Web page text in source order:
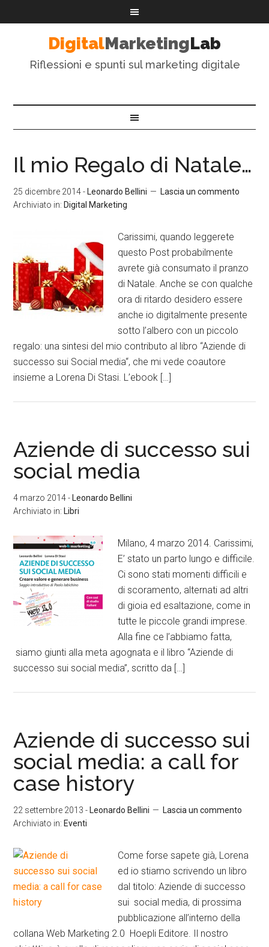
DigitalMarketingLab
Riflessioni e spunti sul marketing digitale
Il mio Regalo di Natale…
25 dicembre 2014- Leonardo Bellini
Lascia un commento
Archiviato in: Digital Marketing
Carissimi, quando leggerete
questo Post probabilmente
avrete già consumato il pranzo
di Natale. Anche se con qualche
ora di ritardo desidero essere
anche io digitalmente presente
sotto l’albero con un piccolo
regalo: una sintesi del mio contributo al libro “Aziende di
successo sui Social media“, che mi vede coautore
insieme a Lorena Di Stasi. L’ebook […]
Aziende di successo sui
social media
4 marzo 2014- Leonardo Bellini
Archiviato in: Libri
Milano, 4 marzo 2014. Carissimi,
E’ stato un parto lungo e difficile.
Ci sono stati momenti difficili e
di scoramento, alternati ad altri
di gioia ed esaltazione, come in
tutte le piccole grandi imprese.
Alla fine ce l’abbiamo fatta,
siamo giunti alla meta agognata e il libro “Aziende di
successo sui social media”, scritto da […]
Aziende di successo sui
social media: a call for
case history
22 settembre 2013 - Leonardo Bellini
Lascia un commento
Archiviato in: Eventi
Come forse sapete già, Lorena
ed io stiamo scrivendo un libro
dal titolo: Aziende di successo
sui social media, di prossima
pubblicazione all’interno della
collana Web Marketing 2.0 Hoepli Editore. Il nostro